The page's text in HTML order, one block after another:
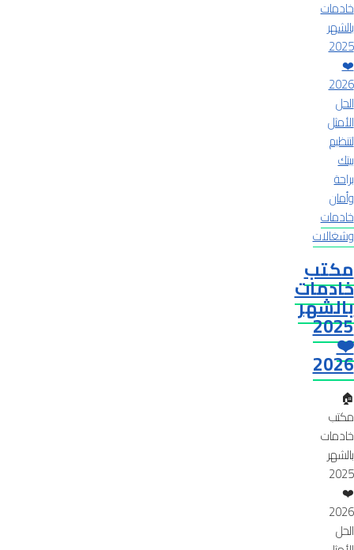
خادمات
وشغالات
مكتب
خادمات
بالشهر
2025
❤️
2026
🏠
مكتب
خادمات
بالشهر
2025
❤️
2026
الحل